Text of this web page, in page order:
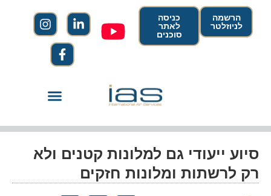
הרשמה
לניוזלטר
כניסה
לאתר
סוכנים
סיוע ייעודי גם למלונות קטנים ולא
רק לרשתות ומלונות חזקים